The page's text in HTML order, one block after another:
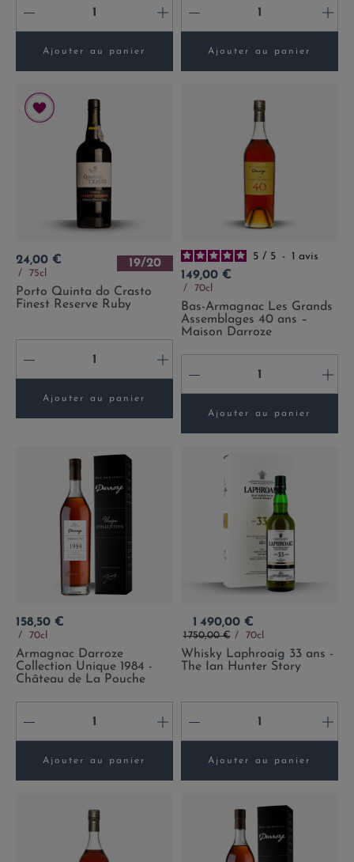
- +
Ajouter au panier
- +
Ajouter au panier
Prix
24,00 €
75cl
19/20
Porto Quinta do Crasto
Finest Reserve Ruby
- +
Ajouter au panier
5 / 5 - 1 avis
Prix
149,00 €
70cl
Bas-Armagnac Les Grands
Assemblages 40 ans –
Maison Darroze
- +
Ajouter au panier
Prix
158,50 €
70cl
Armagnac Darroze
Collection Unique 1984 -
Château de La Pouche
- +
Ajouter au panier
Prix
1 490,00 €
Prix de base
1 750,00 € 70cl
Whisky Laphroaig 33 ans -
The Ian Hunter Story
- +
Ajouter au panier